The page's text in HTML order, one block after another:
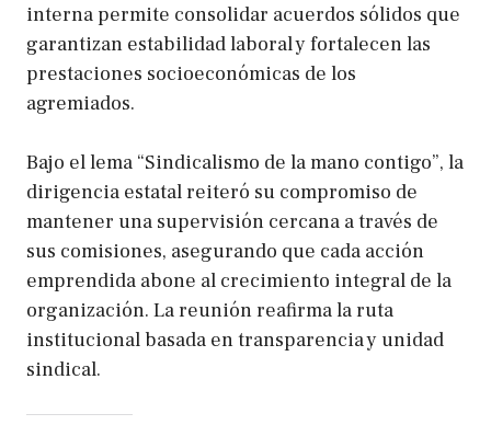
interna permite consolidar acuerdos sólidos que
garantizan estabilidad laboral y fortalecen las
prestaciones socioeconómicas de los
agremiados.
Bajo el lema “Sindicalismo de la mano contigo”, la
dirigencia estatal reiteró su compromiso de
mantener una supervisión cercana a través de
sus comisiones, asegurando que cada acción
emprendida abone al crecimiento integral de la
organización. La reunión reafirma la ruta
institucional basada en transparencia y unidad
sindical.